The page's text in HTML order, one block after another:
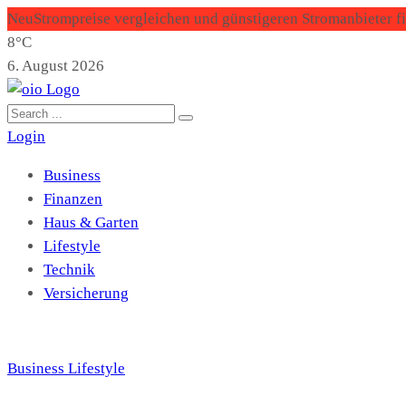
NeuStrompreise vergleichen und günstigeren Stromanbieter
8°C
6. August 2026
Login
Business
Finanzen
Haus & Garten
Lifestyle
Technik
Versicherung
Business Lifestyle